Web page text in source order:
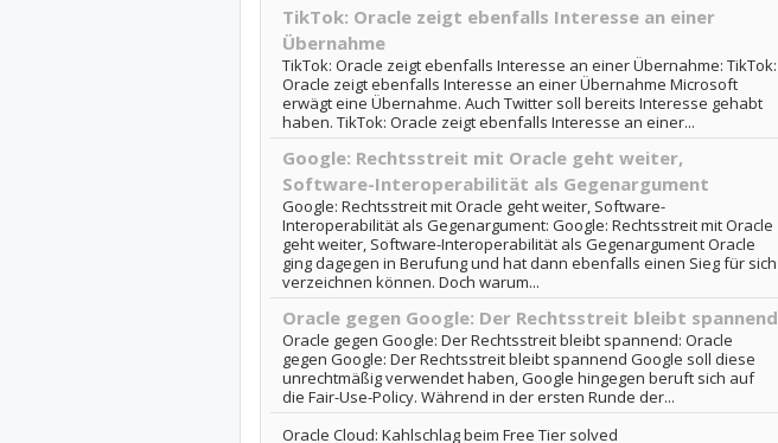
TikTok: Oracle zeigt ebenfalls Interesse an einer
Übernahme
TikTok: Oracle zeigt ebenfalls Interesse an einer Übernahme: TikTok:
Oracle zeigt ebenfalls Interesse an einer Übernahme Microsoft
erwägt eine Übernahme. Auch Twitter soll bereits Interesse gehabt
haben. TikTok: Oracle zeigt ebenfalls Interesse an einer...
Google: Rechtsstreit mit Oracle geht weiter,
Software-Interoperabilität als Gegenargument
Google: Rechtsstreit mit Oracle geht weiter, Software-
Interoperabilität als Gegenargument: Google: Rechtsstreit mit Oracle
geht weiter, Software-Interoperabilität als Gegenargument Oracle
ging dagegen in Berufung und hat dann ebenfalls einen Sieg für sich
verzeichnen können. Doch warum...
Oracle gegen Google: Der Rechtsstreit bleibt spannend
Oracle gegen Google: Der Rechtsstreit bleibt spannend: Oracle
gegen Google: Der Rechtsstreit bleibt spannend Google soll diese
unrechtmäßig verwendet haben, Google hingegen beruft sich auf
die Fair-Use-Policy. Während in der ersten Runde der...
Oracle Cloud: Kahlschlag beim Free Tier solved